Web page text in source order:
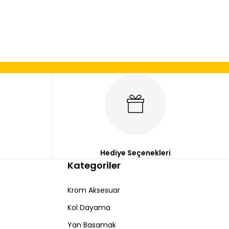
Hediye Seçenekleri
Kategoriler
Krom Aksesuar
Kol Dayama
Yan Basamak